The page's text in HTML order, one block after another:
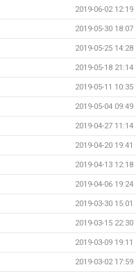
2019-06-02 12:19
2019-05-30 18:07
2019-05-25 14:28
2019-05-18 21:14
2019-05-11 10:35
2019-05-04 09:49
2019-04-27 11:14
2019-04-20 19:41
2019-04-13 12:18
2019-04-06 19:24
2019-03-30 15:01
2019-03-15 22:30
2019-03-09 19:11
2019-03-02 17:59